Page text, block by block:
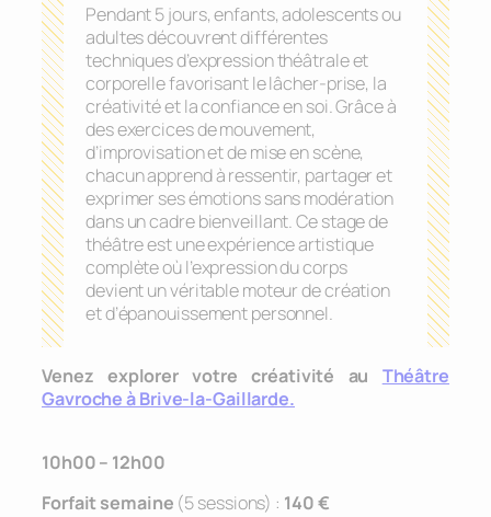
Pendant 5 jours, enfants, adolescents ou
adultes découvrent différentes
techniques d’expression théâtrale et
corporelle favorisant le lâcher-prise, la
créativité et la confiance en soi. Grâce à
des exercices de mouvement,
d’improvisation et de mise en scène,
chacun apprend à ressentir, partager et
exprimer ses émotions sans modération
dans un cadre bienveillant. Ce stage de
théâtre est une expérience artistique
complète où l’expression du corps
devient un véritable moteur de création
et d’épanouissement personnel.
Venez explorer votre créativité au Théâtre
Gavroche à Brive-la-Gaillarde.
10h00 – 12h00
Forfait semaine (5 sessions) : 140 €